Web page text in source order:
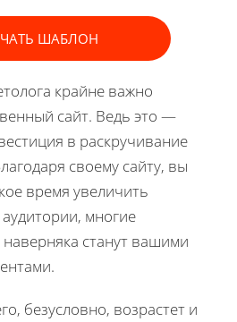
ШАБЛОН
крайне важно
сайт. Ведь это —
в раскручивание
своему сайту, вы
время увеличить
многие
наверняка станут вашими
безусловно, возрастет и